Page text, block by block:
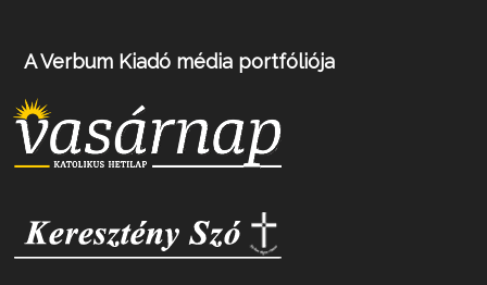
A Verbum Kiadó média portfóliója